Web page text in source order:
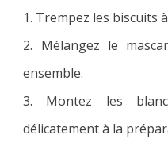
1. Trempez les biscuits
2. Mélangez le
ensemble.
3. Montez les
délicatement à la